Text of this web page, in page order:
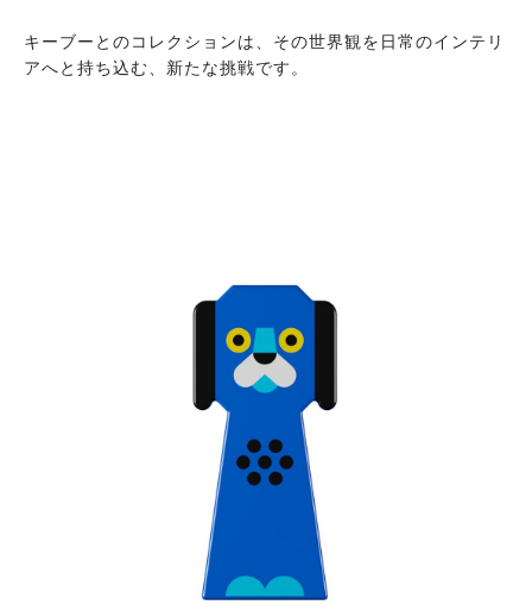
キーブーとのコレクションは、その世界観を日常のインテリ
アへと持ち込む、新たな挑戦です。